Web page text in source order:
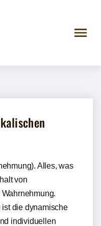
Alles, was
von
die dynamische
individuellen